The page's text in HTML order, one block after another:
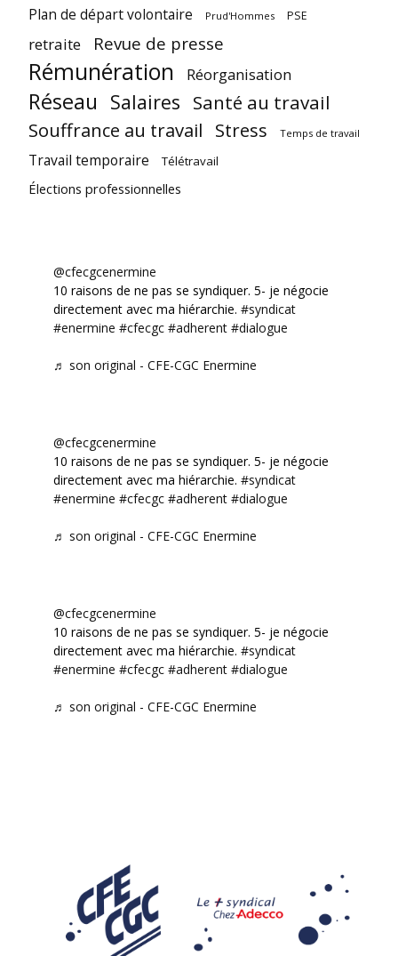
Plan de départ volontaire Prud'Hommes PSE
retraite Revue de presse
Rémunération Réorganisation
Réseau Salaires Santé au travail
Souffrance au travail Stress Temps de travail
Travail temporaire Télétravail
Élections professionnelles
@cfecgcenermine
10 raisons de ne pas se syndiquer. 5- je négocie
directement avec ma hiérarchie. #syndicat
#enermine #cfecgc #adherent #dialogue
♬ son original - CFE-CGC Enermine
@cfecgcenermine
10 raisons de ne pas se syndiquer. 5- je négocie
directement avec ma hiérarchie. #syndicat
#enermine #cfecgc #adherent #dialogue
♬ son original - CFE-CGC Enermine
@cfecgcenermine
10 raisons de ne pas se syndiquer. 5- je négocie
directement avec ma hiérarchie. #syndicat
#enermine #cfecgc #adherent #dialogue
♬ son original - CFE-CGC Enermine